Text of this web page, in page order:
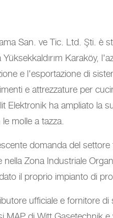
San. ve Tic. Ltd. Şti. è
Karaköy,
e l'esportazione di
e attrezzature per
Elektronik ha ampliato la
molle a tazza.
domanda del
Zona Industriale
il proprio impianto di
ufficiale e fornitore di